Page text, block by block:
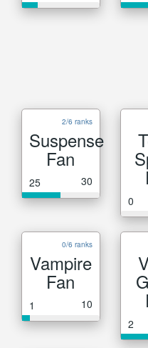
2/6 ranks
Suspense
Fan
25 30
0
0/6 ranks
Vampire
Fan
1 10
2